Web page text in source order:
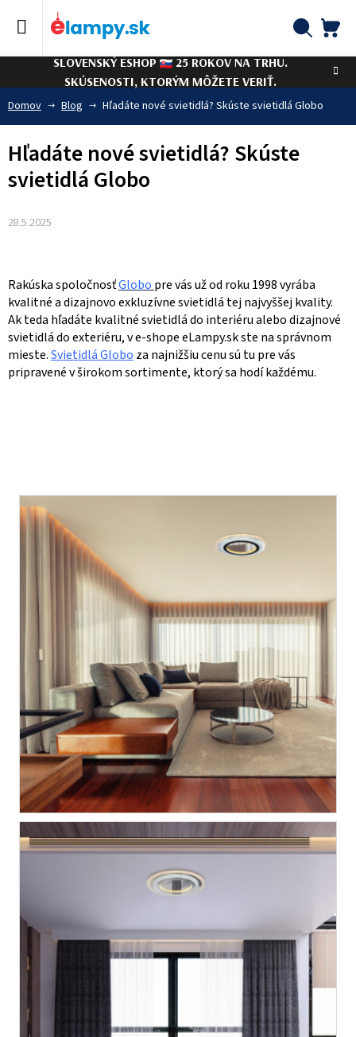
SLOVENSKÝ ESHOP
25 ROKOV NA TRHU.
SKÚSENOSTI, KTORÝM MÔŽETE VERIŤ.
Domov Blog Hľadáte nové svietidlá? Skúste svietidlá Globo
Hľadáte nové svietidlá? Skúste
svietidlá Globo
28.5.2025
Rakúska spoločnosťGlobo pre vás už od roku 1998 vyrába
kvalitné a dizajnovo exkluzívne svietidlá tej najvyššej kvality.
Ak teda hľadáte kvalitné svietidlá do interiéru alebo dizajnové
svietidlá do exteriéru, v e-shope eLampy.sk ste na správnom
mieste.Svietidlá Globo za najnižšiu cenu sú tu pre vás
pripravené v širokom sortimente, ktorý sa hodí každému.